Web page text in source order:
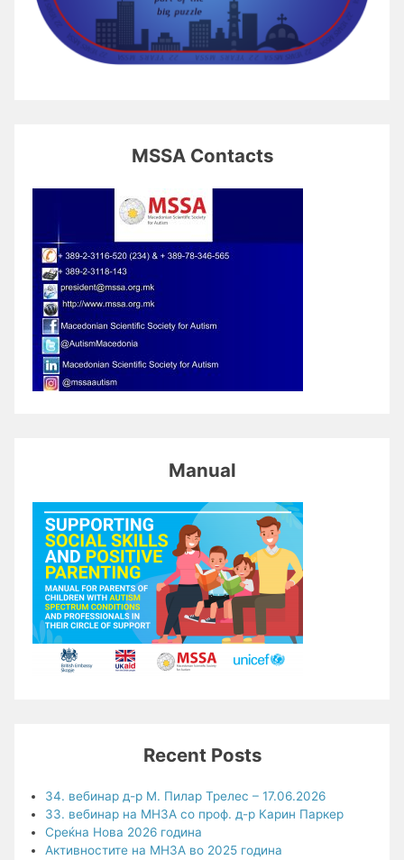
MSSA Contacts
Manual
Recent Posts
34. вебинар д-р М. Пилар Трелес – 17.06.2026
33. вебинар на МНЗА со проф. д-р Карин Паркер
Среќна Нова 2026 година
Активностите на МНЗА во 2025 година